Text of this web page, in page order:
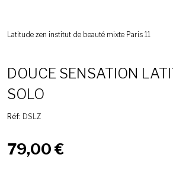
Latitude zen institut de beauté mixte Paris 11
DOUCE SENSATION
SOLO
Réf: DSLZ
79,00 €